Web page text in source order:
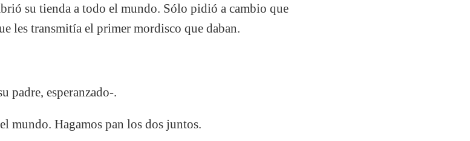
su tienda a todo el mundo. Sólo pidió a cambio que
les transmitía el primer mordisco que daban.
padre, esperanzado-.
mundo. Hagamos pan los dos juntos.